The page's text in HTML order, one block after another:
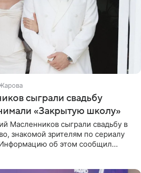
сыграли свадьбу
«Закрытую школу»
Масленников сыграли свадьбу в
знакомой зрителям по сериалу
об этом сообщил